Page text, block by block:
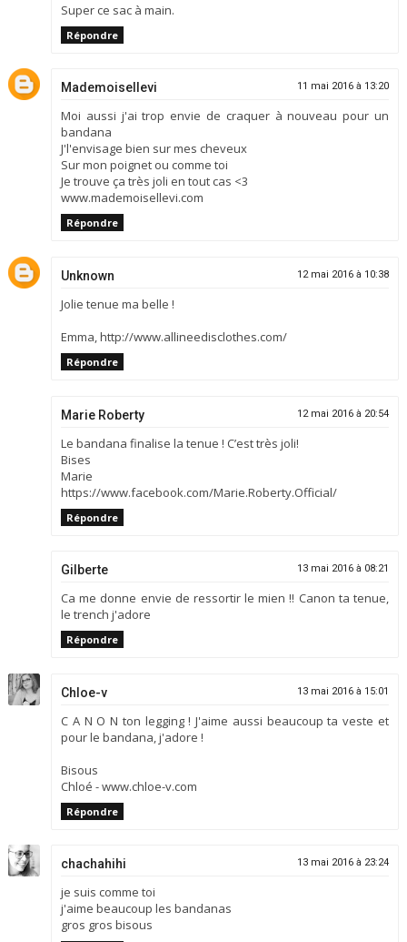
Super ce sac à main.
Répondre
Mademoisellevi 11 mai 2016 à 13:20
Moi aussi j'ai trop envie de craquer à nouveau pour un
bandana
J'l'envisage bien sur mes cheveux
Sur mon poignet ou comme toi
Je trouve ça très joli en tout cas <3
www.mademoisellevi.com
Répondre
Unknown 12 mai 2016 à 10:38
Jolie tenue ma belle !
Emma, http://www.allineedisclothes.com/
Répondre
Marie Roberty 12 mai 2016 à 20:54
Le bandana finalise la tenue ! C’est très joli!
Bises
Marie
https://www.facebook.com/Marie.Roberty.Official/
Répondre
Gilberte 13 mai 2016 à 08:21
Ca me donne envie de ressortir le mien !! Canon ta tenue,
le trench j'adore
Répondre
Chloe-v 13 mai 2016 à 15:01
C A N O N ton legging ! J'aime aussi beaucoup ta veste et
pour le bandana, j'adore !
Bisous
Chloé - www.chloe-v.com
Répondre
chachahihi 13 mai 2016 à 23:24
je suis comme toi
j'aime beaucoup les bandanas
gros gros bisous